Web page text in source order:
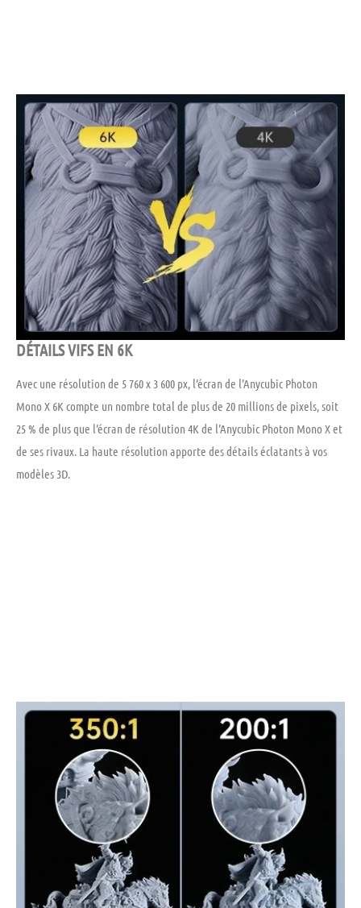
DÉTAILS VIFS EN 6K
Avec une résolution de 5 760 x 3 600 px, l’écran de l’Anycubic Photon
Mono X 6K compte un nombre total de plus de 20 millions de pixels, soit
25 % de plus que l’écran de résolution 4K de l’Anycubic Photon Mono X et
de ses rivaux. La haute résolution apporte des détails éclatants à vos
modèles 3D.